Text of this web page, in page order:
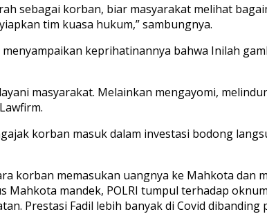
sebagai korban, biar masyarakat melihat
tim kuasa hukum,” sambungnya.
keprihatinannya bahwa Inilah
masyarakat. Melainkan mengayomi,
korban masuk dalam investasi bodong
korban memasukan uangnya ke Mahkota
mandek, POLRI tumpul terhadap
Prestasi Fadil lebih banyak di Covid dibanding